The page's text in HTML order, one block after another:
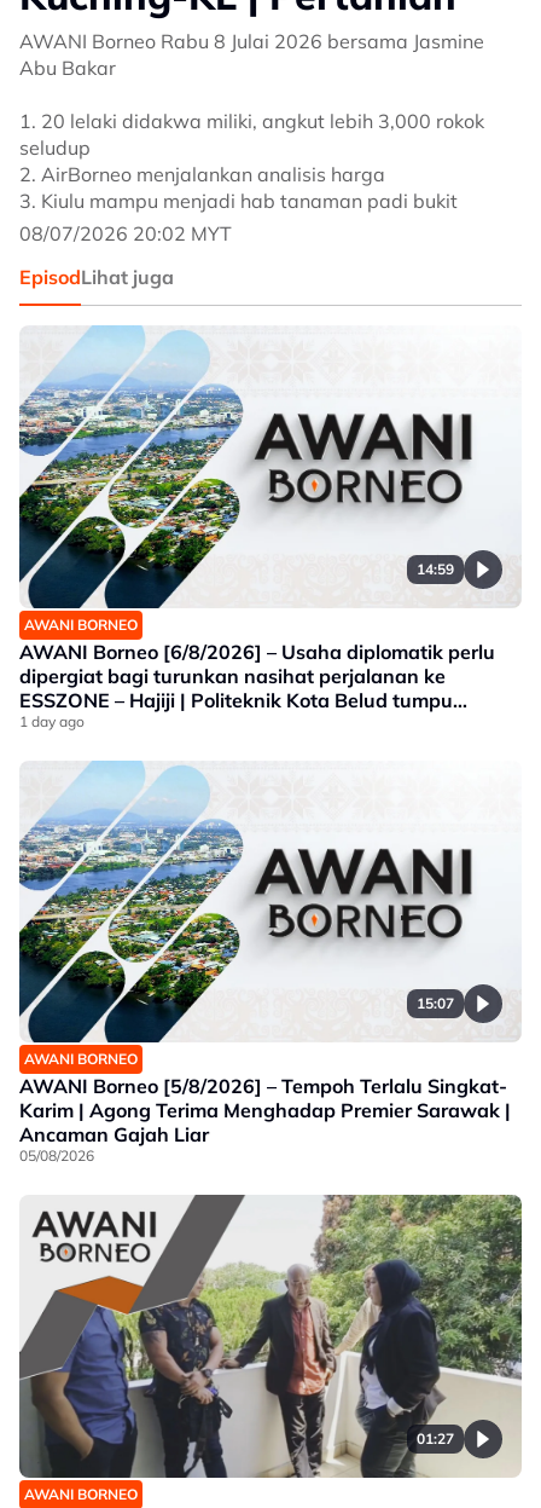
AWANI Borneo Rabu 8 Julai 2026 bersama Jasmine
Abu Bakar
1. 20 lelaki didakwa miliki, angkut lebih 3,000 rokok
seludup
2. AirBorneo menjalankan analisis harga
3. Kiulu mampu menjadi hab tanaman padi bukit
08/07/2026 20:02 MYT
EpisodLihat juga
14:59
AWANI BORNEO
AWANI Borneo [6/8/2026] – Usaha diplomatik perlu
dipergiat bagi turunkan nasihat perjalanan ke
ESSZONE – Hajiji | Politeknik Kota Belud tumpu
bidang selaras keperluan industri Sabah |
produk tempatan
1 day ago
15:07
AWANI BORNEO
AWANI Borneo [5/8/2026] – Tempoh Terlalu Singkat-
Karim | Agong Terima Menghadap Premier Sarawak |
Ancaman Gajah Liar
05/08/2026
01:27
AWANI BORNEO